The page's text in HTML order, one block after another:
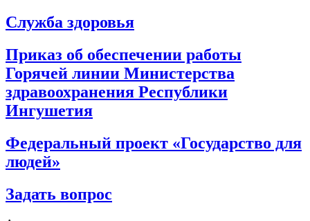
Служба здоровья
Приказ об обеспечении работы
Горячей линии Министерства
здравоохранения Республики
Ингушетия
Федеральный проект «Государство для
людей»
Задать вопрос